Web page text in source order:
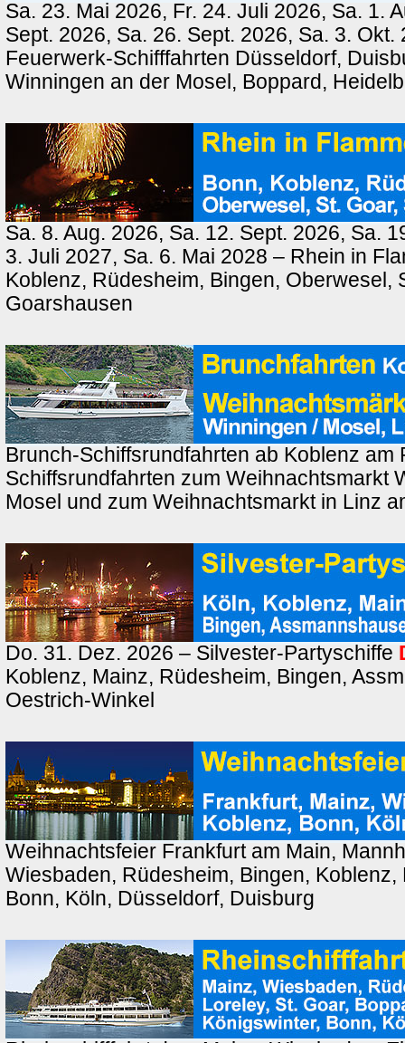
Sa. 23. Mai 2026, Fr. 24. Juli 2026, Sa. 1.
Sept. 2026, Sa. 26. Sept. 2026, Sa. 3. Okt.
Feuerwerk-Schifffahrten Düsseldorf,
Winningen an der Mosel, Boppard,
Sa. 8. Aug. 2026, Sa. 12. Sept. 2026, Sa.
3. Juli 2027, Sa. 6. Mai 2028 – Rhein in
Koblenz, Rüdesheim, Bingen, Oberwesel,
Goarshausen
Brunch-Schiffsrundfahrten ab Koblenz am
Schiffsrundfahrten zum Weihnachtsmarkt
Mosel und zum Weihnachtsmarkt in Linz
Do. 31. Dez. 2026 – Silvester-Partyschiffe
Koblenz, Mainz, Rüdesheim, Bingen,
Oestrich-Winkel
Weihnachtsfeier Frankfurt am Main,
Wiesbaden, Rüdesheim, Bingen, Koblenz,
Bonn, Köln, Düsseldorf, Duisburg